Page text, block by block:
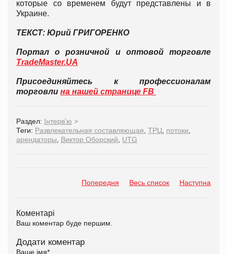
которые со временем будут представлены и в
Украине.
ТЕКСТ: Юрий ГРИГОРЕНКО
Портал о розничной и оптовой торговле
TradeMaster.UA
Присоединяйтесь к профессионалам
торговли на нашей странице FB
Раздел: Інтерв'ю >
Теги: Развлекательная составляющая ТРЦ потоки
арендаторы
Виктор Оборский UTG
Попередня Весь список Наступна
Коментарі
Ваш коментар буде першим.
Додати коментар
Ваше імя*